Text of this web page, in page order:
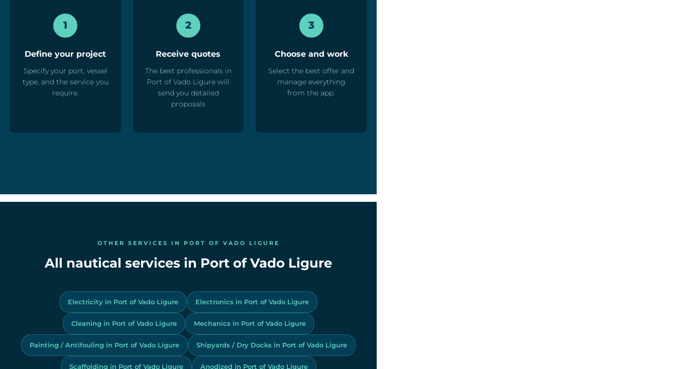
1
Define your project
Specify your port, vessel
type, and the service you
require.
2
Receive quotes
The best professionals in
Port of Vado Ligure will
send you detailed
proposals
3
Choose and work
Select the best offer and
manage everything
from the app.
OTHER SERVICES IN PORT OF VADO LIGURE
All nautical services in Port of Vado Ligure
Electricity in Port of Vado Ligure Electronics in Port of Vado Ligure
Cleaning in Port of Vado Ligure Mechanics in Port of Vado Ligure
Painting / Antifouling in Port of Vado Ligure Shipyards / Dry Docks in Port of Vado Ligure
Scaffolding in Port of Vado Ligure Anodized in Port of Vado Ligure